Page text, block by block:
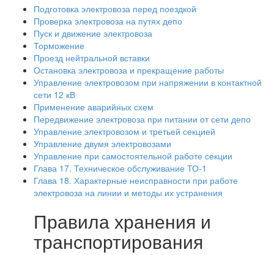
Подготовка электровоза перед поездкой
Проверка электровоза на путях депо
Пуск и движение электровоза
Торможение
Проезд нейтральной вставки
Остановка электровоза и прекращение работы
Управление электровозом при напряжении в контактной
сети 12 кВ
Применение аварийных схем
Передвижение электровоза при питании от сети депо
Управление электровозом и третьей секцией
Управление двумя электровозами
Управление при самостоятельной работе секции
Глава 17. Техническое обслуживание ТО-1
Глава 18. Характерные неисправности при работе
электровоза на линии и методы их устранения
Правила хранения и
транспортирования